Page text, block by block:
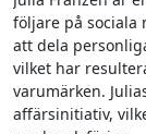
följare på sociala
att dela
vilket har
varumärken.
affärsinitiativ,